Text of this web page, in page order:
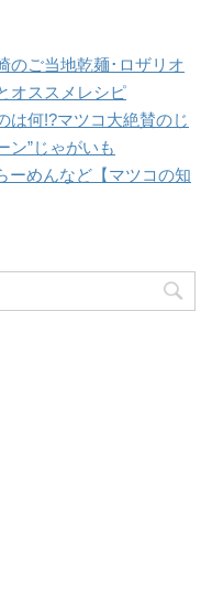
のご当地乾麺･ロザリオ
オススメレシピ
は何!?マツコ大絶賛のじ
ン”じゃがいも
ーめんなど【マツコの知